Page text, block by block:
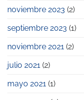
noviembre 2023 (2)
septiembre 2023 (1)
noviembre 2021 (2)
julio 2021 (2)
mayo 2021 (1)